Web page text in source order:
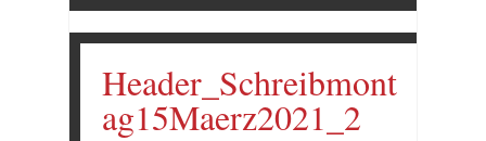
Header_Schreibmont
ag15Maerz2021_2